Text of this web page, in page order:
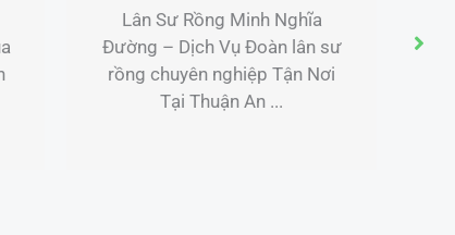
lân sư
Nơi
TÓM TẮT TIỂU SỬ TỔ MẪU
REIKO SUZUKI Tổ mẫu Reiko
Suzuki có tên Việt là Nguyễn
Thị Minh Lệ. ...